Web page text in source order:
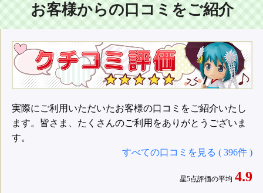
お客様からの口コミをご紹介
実際にご利用いただいたお客様の口コミをご紹介いたし
ます。皆さま、たくさんのご利用をありがとうございま
す。
すべての口コミを見る ( 396件 )
星5点評価の平均 4.9